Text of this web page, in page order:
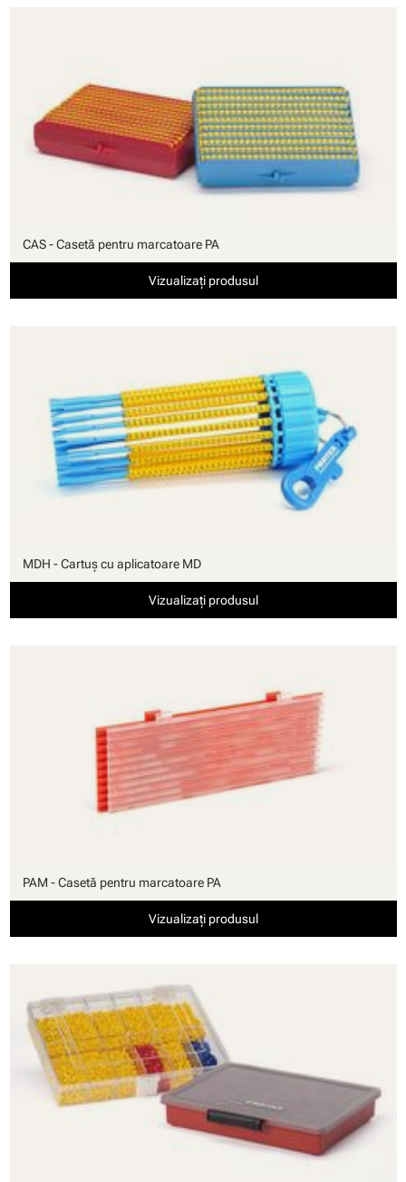
CAS - Casetă pentru marcatoare PA
Vizualizați produsul
MDH - Cartuş cu aplicatoare MD
Vizualizați produsul
PAM - Casetă pentru marcatoare PA
Vizualizați produsul